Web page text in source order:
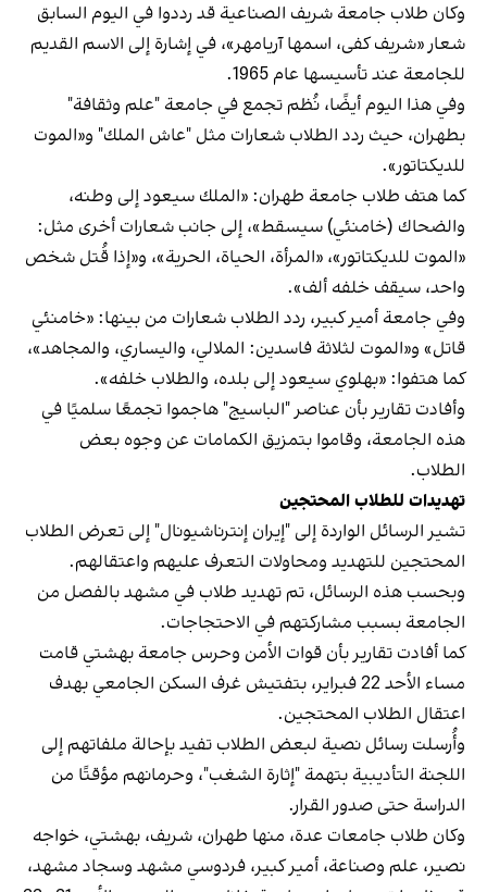
وكان طلاب جامعة شريف الصناعية قد رددوا في اليوم السابق
شعار «شريف كفى، اسمها آريامهر»، في إشارة إلى الاسم القديم
للجامعة عند تأسيسها عام 1965.
وفي هذا اليوم أيضًا، نُظم تجمع في جامعة "علم وثقافة"
بطهران، حيث ردد الطلاب شعارات مثل "عاش الملك" و«الموت
للديكتاتور».
كما هتف طلاب جامعة طهران: «الملك سيعود إلى وطنه،
والضحاك (خامنئي) سيسقط»، إلى جانب شعارات أخرى مثل:
«الموت للديكتاتور»، «المرأة، الحياة، الحرية»، و«إذا قُتل شخص
واحد، سيقف خلفه ألف».
وفي جامعة أمير كبير، ردد الطلاب شعارات من بينها: «خامنئي
قاتل» و«الموت لثلاثة فاسدين: الملالي، واليساري، والمجاهد»،
كما هتفوا: «بهلوي سيعود إلى بلده، والطلاب خلفه».
وأفادت تقارير بأن عناصر "الباسيج" هاجموا تجمعًا سلميًا في
هذه الجامعة، وقاموا بتمزيق الكمامات عن وجوه بعض
الطلاب.
تهديدات للطلاب المحتجين
تشير الرسائل الواردة إلى "إيران إنترناشيونال" إلى تعرض الطلاب
المحتجين للتهديد ومحاولات التعرف عليهم واعتقالهم.
وبحسب هذه الرسائل، تم تهديد طلاب في مشهد بالفصل من
الجامعة بسبب مشاركتهم في الاحتجاجات.
كما أفادت تقارير بأن قوات الأمن وحرس جامعة بهشتي قامت
مساء الأحد 22 فبراير، بتفتيش غرف السكن الجامعي بهدف
اعتقال الطلاب المحتجين.
وأُرسلت رسائل نصية لبعض الطلاب تفيد بإحالة ملفاتهم إلى
اللجنة التأديبية بتهمة "إثارة الشغب"، وحرمانهم مؤقتًا من
الدراسة حتى صدور القرار.
وكان طلاب جامعات عدة، منها طهران، شريف، بهشتي، خواجه
نصير، علم وصناعة، أمير كبير، فردوسي مشهد وسجاد مشهد،